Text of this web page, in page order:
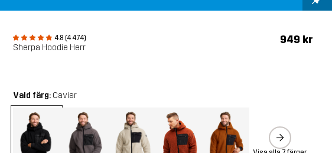
4.8 (4 474)
Sherpa Hoodie Herr
949 kr
Vald färg: Caviar